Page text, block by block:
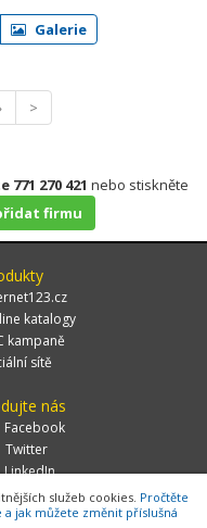
Galerie
>
771 270 421 nebo stiskněte
firmu
katalogy
kampaně
sítě
nás
Facebook
Twitter
LinkedIn
služeb cookies. Pročtěte
jak můžete změnit příslušná